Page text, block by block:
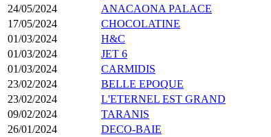
24/05/2024
ANACAONA PALACE
17/05/2024
CHOCOLATINE
01/03/2024
H&C
01/03/2024
JET 6
01/03/2024
CARMIDIS
23/02/2024
BELLE EPOQUE
23/02/2024
L'ETERNEL EST GRAND
09/02/2024
TARANIS
26/01/2024
DECO-BAIE